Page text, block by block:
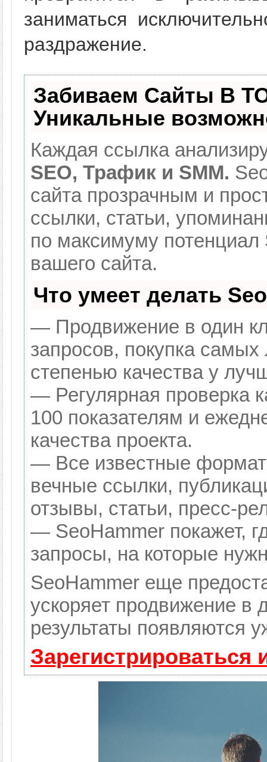
заниматься
раздражение.
Забиваем Сайты В
Уникальные
Каждая ссылка
SEO, Трафик и SMM.
сайта прозрачным и
ссылки, статьи,
по максимуму
вашего сайта.
Что умеет делать
— Продвижение в один
запросов, покупка
степенью качества у
— Регулярная проверка
100 показателям и
качества проекта.
— Все известные
вечные ссылки,
отзывы, статьи, пресс-
— SeoHammer покажет,
запросы, на которые
SeoHammer еще
ускоряет продвижение в
результаты появляются